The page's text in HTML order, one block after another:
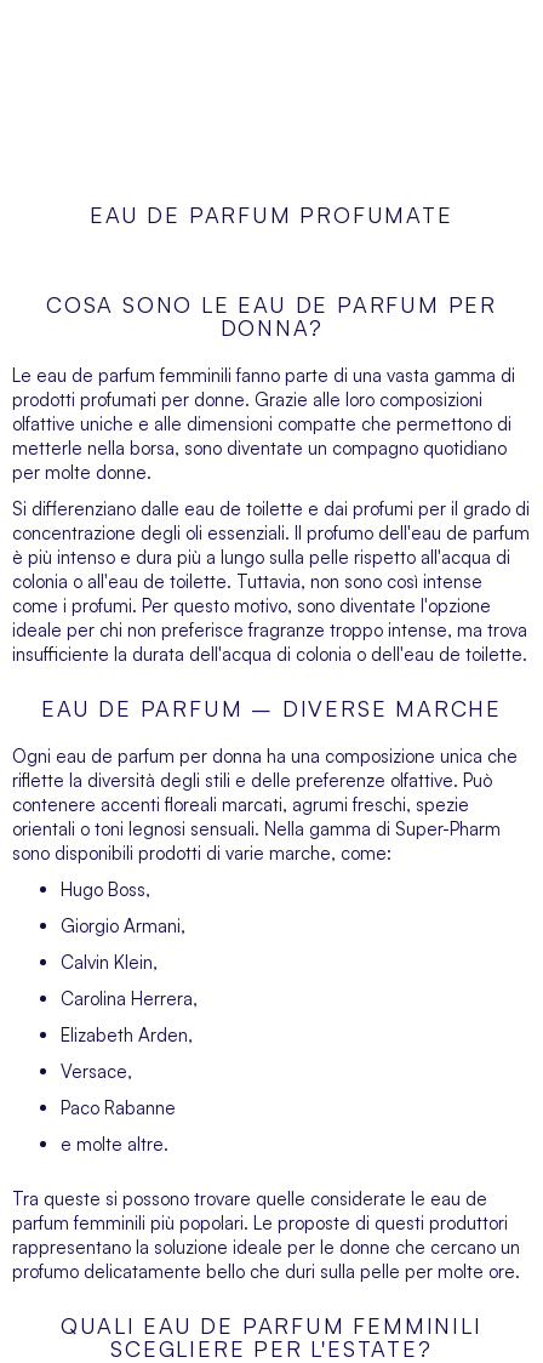
EAU DE PARFUM PROFUMATE
COSA SONO LE EAU DE PARFUM PER
DONNA?
Le eau de parfum femminili fanno parte di una vasta gamma di
prodotti profumati per donne. Grazie alle loro composizioni
olfattive uniche e alle dimensioni compatte che permettono di
metterle nella borsa, sono diventate un compagno quotidiano
per molte donne.
Si differenziano dalle eau de toilette e dai profumi per il grado di
concentrazione degli oli essenziali. Il profumo dell'eau de parfum
è più intenso e dura più a lungo sulla pelle rispetto all'acqua di
colonia o all'eau de toilette. Tuttavia, non sono così intense
come i profumi. Per questo motivo, sono diventate l'opzione
ideale per chi non preferisce fragranze troppo intense, ma trova
insufficiente la durata dell'acqua di colonia o dell'eau de toilette.
EAU DE PARFUM – DIVERSE MARCHE
Ogni eau de parfum per donna ha una composizione unica che
riflette la diversità degli stili e delle preferenze olfattive. Può
contenere accenti floreali marcati, agrumi freschi, spezie
orientali o toni legnosi sensuali. Nella gamma di Super-Pharm
sono disponibili prodotti di varie marche, come:
Hugo Boss,
Giorgio Armani,
Calvin Klein,
Carolina Herrera,
Elizabeth Arden,
Versace,
Paco Rabanne
e molte altre.
Tra queste si possono trovare quelle considerate le eau de
parfum femminili più popolari. Le proposte di questi produttori
rappresentano la soluzione ideale per le donne che cercano un
profumo delicatamente bello che duri sulla pelle per molte ore.
QUALI EAU DE PARFUM FEMMINILI
SCEGLIERE PER L'ESTATE?